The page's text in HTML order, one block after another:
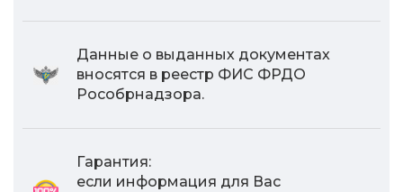
Данные о выданных документах
вносятся в реестр ФИС ФРДО
Рособрнадзора.
Гарантия:
если информация для Вас